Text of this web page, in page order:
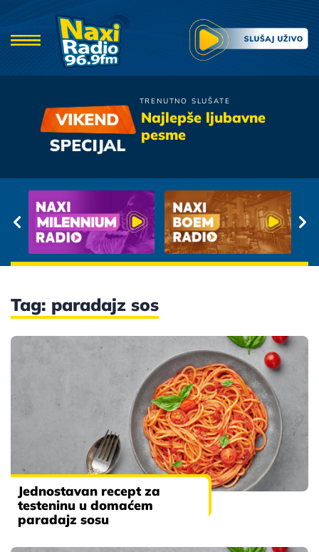
TRENUTNO SLUŠATE
Najlepše ljubavne
pesme
Gibonni
Judi, Zviri, Bestimje
Tag: paradajz sos
Jednostavan recept za
testeninu u domaćem
paradajz sosu